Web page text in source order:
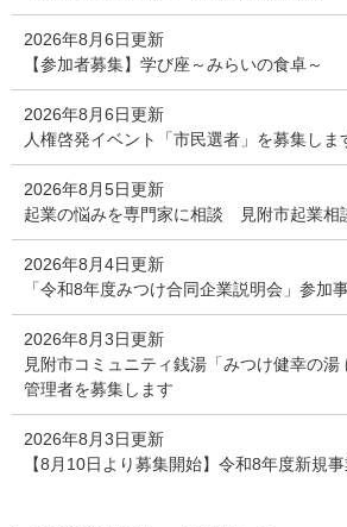
2026年8月6日更新
【参加者募集】学び座～みらいの食卓～
2026年8月6日更新
人権啓発イベント「市民選者」を募集しま
2026年8月5日更新
起業の悩みを専門家に相談 見附市起業相
2026年8月4日更新
「令和8年度みつけ合同企業説明会」参加
2026年8月3日更新
見附市コミュニティ銭湯「みつけ健幸の湯
管理者を募集します
2026年8月3日更新
【8月10日より募集開始】令和8年度新規